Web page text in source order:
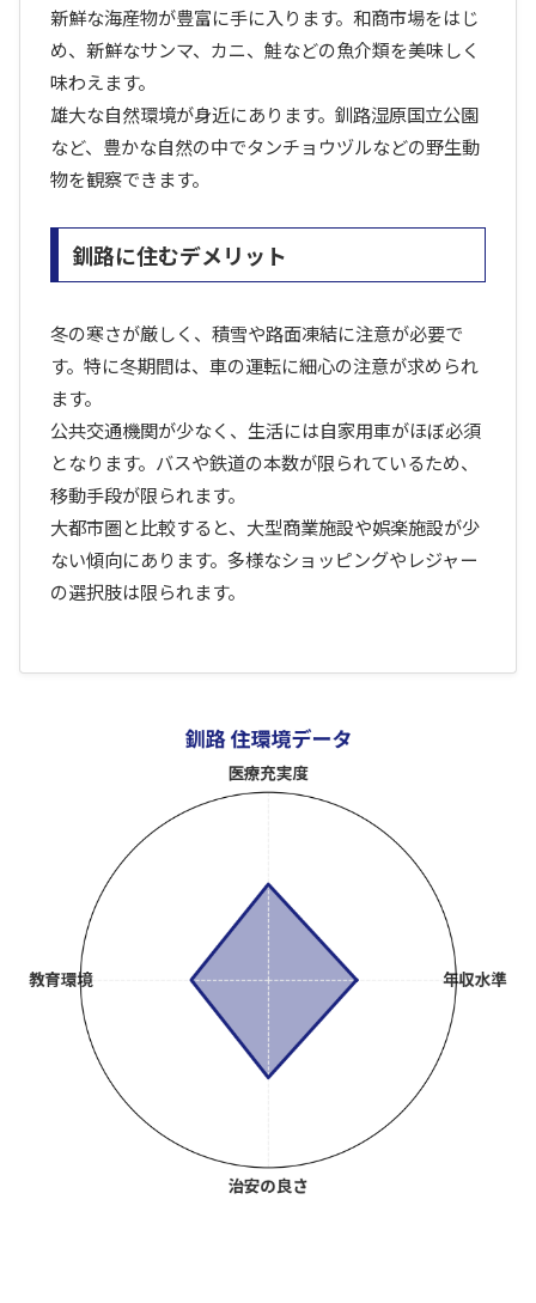
新鮮な海産物が豊富に手に入ります。和商市場をはじ
め、新鮮なサンマ、カニ、鮭などの魚介類を美味しく
味わえます。
雄大な自然環境が身近にあります。釧路湿原国立公園
など、豊かな自然の中でタンチョウヅルなどの野生動
物を観察できます。
釧路に住むデメリット
冬の寒さが厳しく、積雪や路面凍結に注意が必要で
す。特に冬期間は、車の運転に細心の注意が求められ
ます。
公共交通機関が少なく、生活には自家用車がほぼ必須
となります。バスや鉄道の本数が限られているため、
移動手段が限られます。
大都市圏と比較すると、大型商業施設や娯楽施設が少
ない傾向にあります。多様なショッピングやレジャー
の選択肢は限られます。